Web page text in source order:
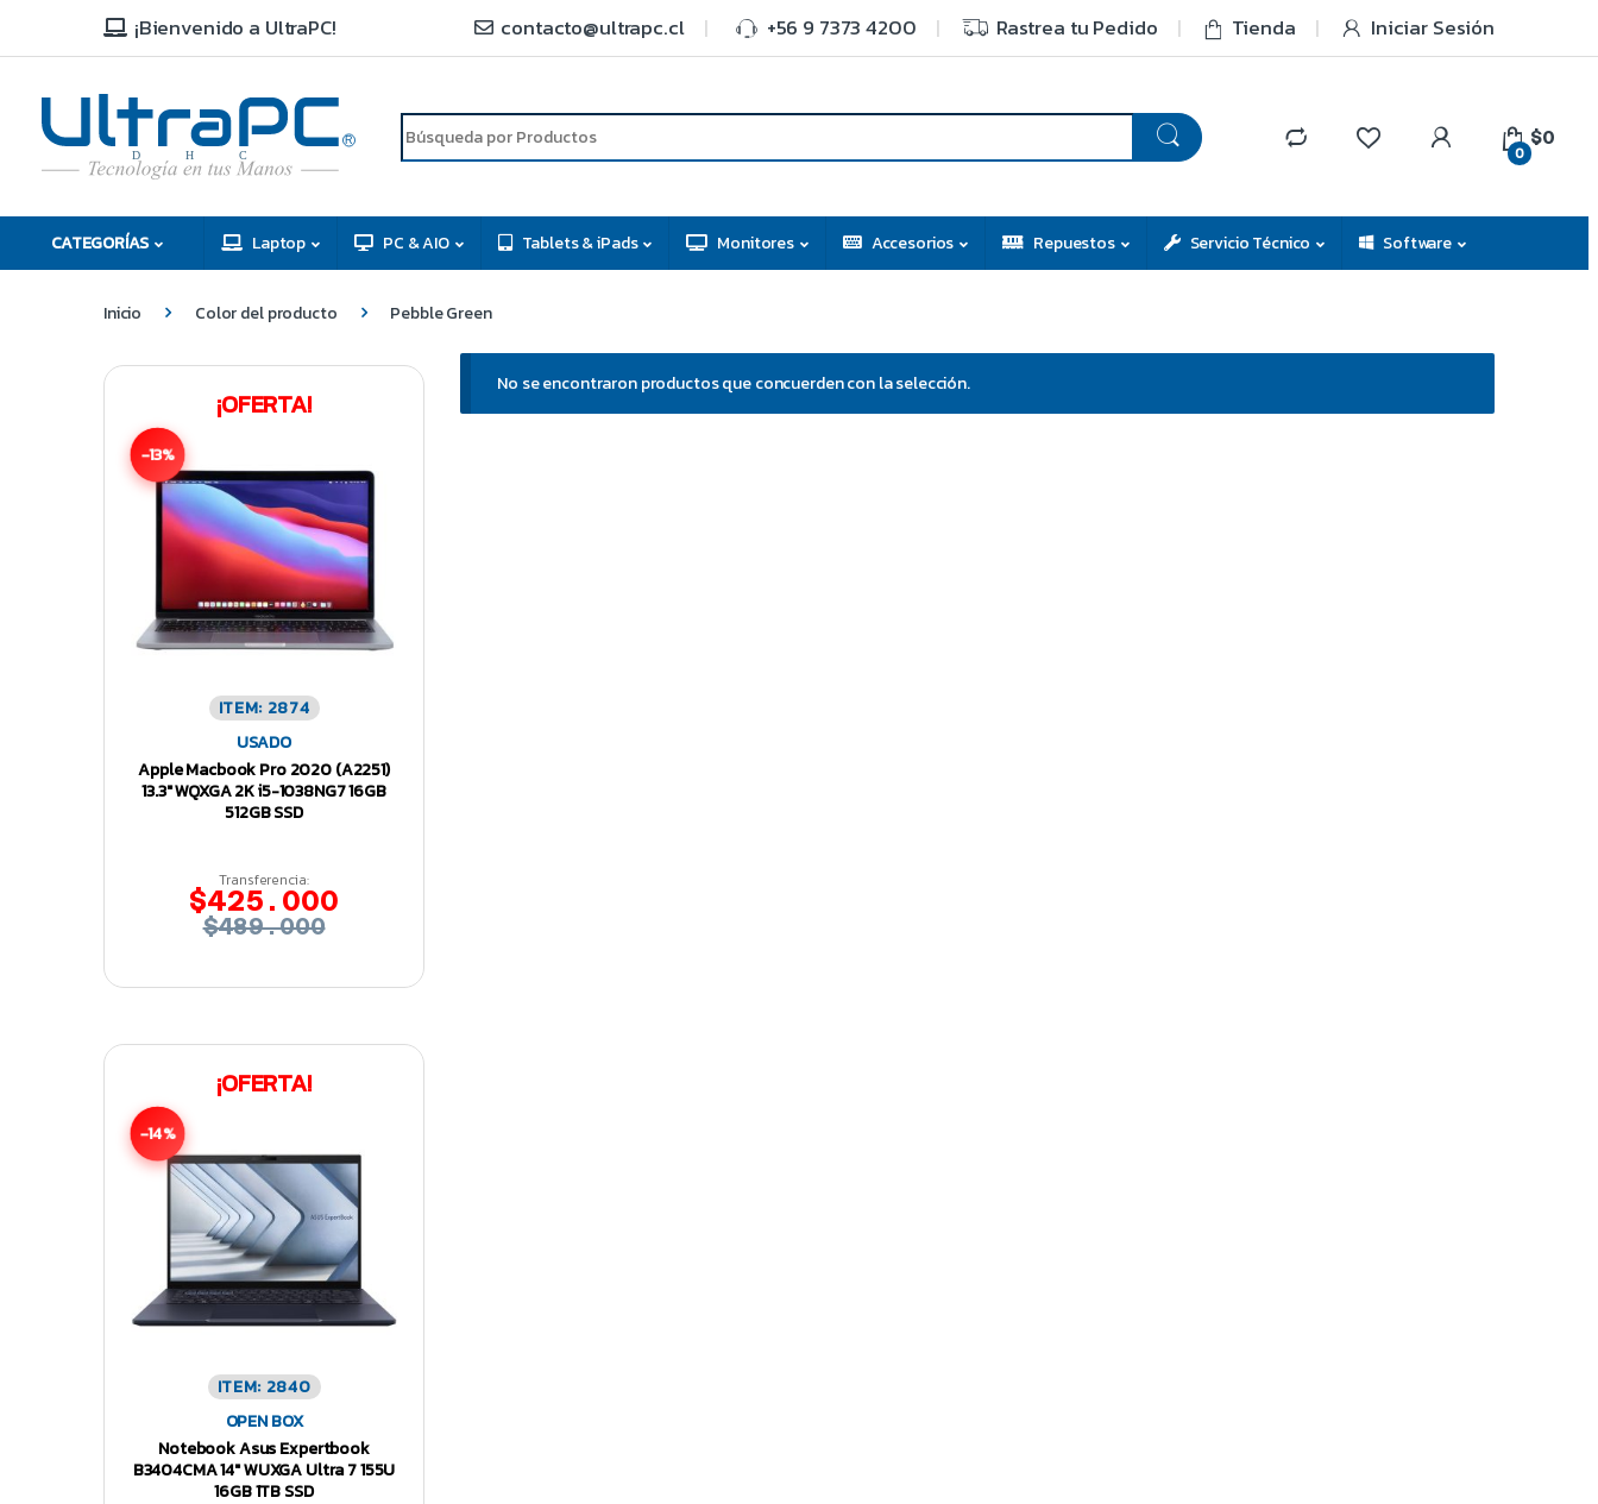
¡Bienvenido a UltraPC! contacto@ultrapc.cl +56 9 7373 4200 Rastrea tu Pedido Tienda Iniciar Sesión
C
H
D
R
0
$0
CATEGORÍAS Laptop PC & AIO Tablets & iPads Monitores Accesorios Repuestos Servicio Técnico Software
Inicio Color del producto Pebble Green
No se encontraron productos que concuerden con la selección.
¡OFERTA!
-13%
ITEM: 2874
USADO
Apple Macbook Pro 2020 (A2251)
13.3″ WQXGA 2K i5-1038NG7 16GB
512GB SSD
Transferencia:
$425.000
$489.000
¡OFERTA!
-14%
ITEM: 2840
OPEN BOX
Notebook Asus Expertbook
B3404CMA 14″ WUXGA Ultra 7 155U
16GB 1TB SSD